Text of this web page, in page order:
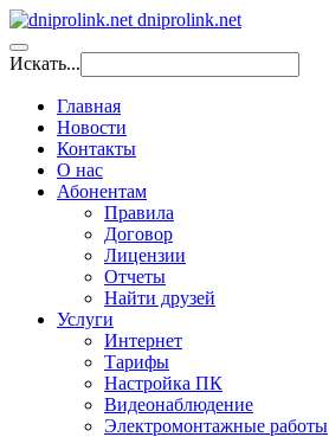
dniprolink.net
Искать...
Главная
Новости
Контакты
О нас
Абонентам
Правила
Договор
Лицензии
Отчеты
Найти друзей
Услуги
Интернет
Тарифы
Настройка ПК
Видеонаблюдение
Электромонтажные работы